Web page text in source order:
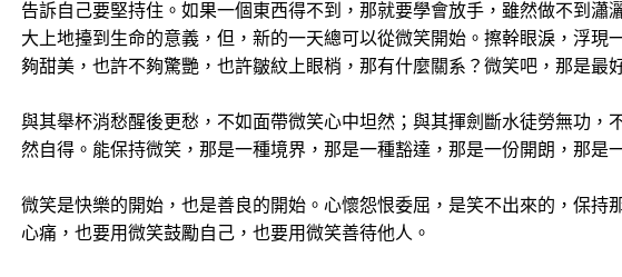
告訴自己要堅持住。如果一個東西得不到，那就要學會放手，雖然做不到瀟
大上地擡到生命的意義，但，新的一天總可以從微笑開始。擦幹眼淚，浮現
夠甜美，也許不夠驚艷，也許皺紋上眼梢，那有什麼關系？微笑吧，那是最
與其舉杯消愁醒後更愁，不如面帶微笑心中坦然；與其揮劍斷水徒勞無功，
然自得。能保持微笑，那是一種境界，那是一種豁達，那是一份開朗，那是
微笑是快樂的開始，也是善良的開始。心懷怨恨委屈，是笑不出來的，保持
心痛，也要用微笑鼓勵自己，也要用微笑善待他人。